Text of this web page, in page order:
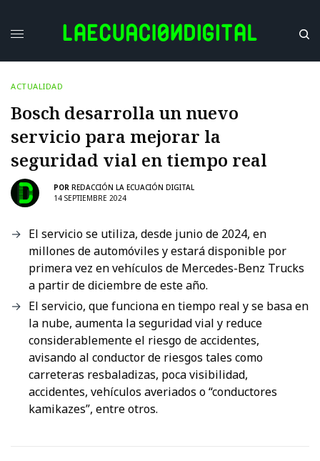
ACTUALIDAD
Bosch desarrolla un nuevo
servicio para mejorar la
seguridad vial en tiempo real
POR REDACCIÓN LA ECUACIÓN DIGITAL
14 SEPTIEMBRE 2024
El servicio se utiliza, desde junio de 2024, en
millones de automóviles y estará disponible por
primera vez en vehículos de Mercedes-Benz Trucks
a partir de diciembre de este año.
El servicio, que funciona en tiempo real y se basa en
la nube, aumenta la seguridad vial y reduce
considerablemente el riesgo de accidentes,
avisando al conductor de riesgos tales como
carreteras resbaladizas, poca visibilidad,
accidentes, vehículos averiados o “conductores
kamikazes”, entre otros.